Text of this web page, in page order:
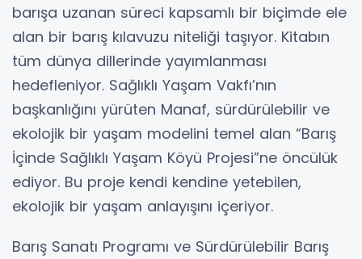
barışa uzanan süreci kapsamlı bir biçimde ele
alan bir barış kılavuzu niteliği taşıyor. Kitabın
tüm dünya dillerinde yayımlanması
hedefleniyor. Sağlıklı Yaşam Vakfı’nın
başkanlığını yürüten Manaf, sürdürülebilir ve
ekolojik bir yaşam modelini temel alan “Barış
İçinde Sağlıklı Yaşam Köyü Projesi”ne öncülük
ediyor. Bu proje kendi kendine yetebilen,
ekolojik bir yaşam anlayışını içeriyor.
Barış Sanatı Programı ve Sürdürülebilir Barış